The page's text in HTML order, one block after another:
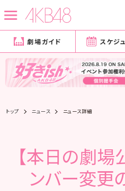
劇場ガイド スケジ
トップ ニュース ニュース詳細
【本日の劇場
ンバー変更